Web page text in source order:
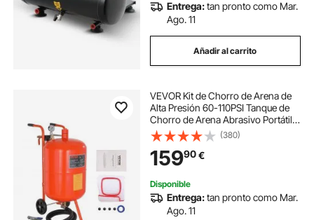
Entrega:tan pronto como Mar.
Ago. 11
Añadir al carrito
VEVOR Kit de Chorro de Arena de
Alta Presión 60-110PSI Tanque de
Chorro de Arena Abrasivo Portátil
75,7L con 4 Boquillas de Cerámica
y Separador de Agua y Aceite para
Eliminar Pintura, Manchas, Óxido
(380)
15990€
Disponible
Entrega:tan pronto como Mar.
Ago. 11